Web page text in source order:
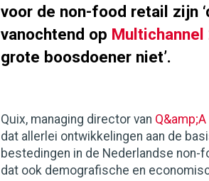
voor de non-food retail zijn
vanochtend op Multichannel
grote boosdoener niet’.
Quix, managing director van
dat allerlei ontwikkelingen aan de
bestedingen in de Nederlandse
dat ook demografische en